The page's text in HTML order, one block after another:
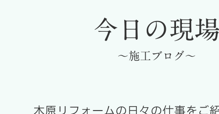
今日の現
～施工ブログ～
木原リフォームの日々の仕事をご